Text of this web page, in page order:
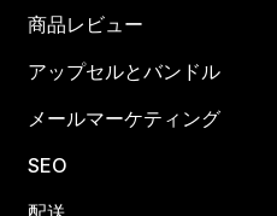
商品レビュー
アップセルとバンドル
メールマーケティング
SEO